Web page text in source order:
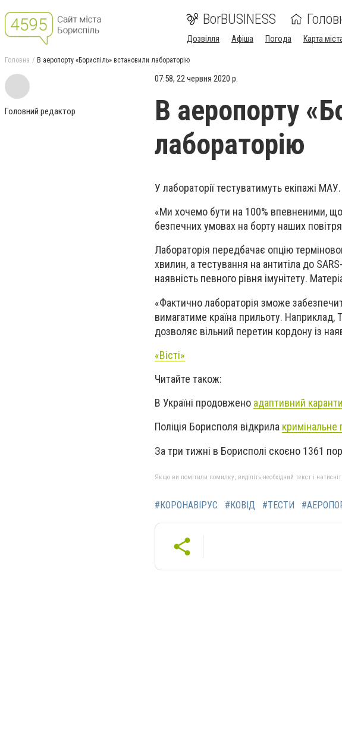
BorBUSINESS
Дозвілля Афіша Погода Карта
Головна В аеропорту «Бориспіль» встановили лабораторію
Головний редактор
07:58, 22 червня 2020 р.
В аеропорту
лабораторію
У лабораторії тестуватимуть екіпажі МАУ.
«Ми хочемо бути на 100% впевненими,
безпечних умовах на борту наших
Лабораторія передбачає опцію
хвилин, а тестування на антитіла до SARS-
наявність певного рівня імунітету.
«Фактично лабораторія зможе
вимагатиме країна прильоту. Наприклад,
дозволяє вільний перетин кордону із
«Вісті»
Читайте також:
В Україні продовжено адаптивний
Поліція Борисполя відкрила
За три тижні в Борисполі скоєно 1361
Якщо ви помітили помилку, виділіть необхідний текст і
#КОРОНАВІРУС #КОВІД #ТЕСТИ